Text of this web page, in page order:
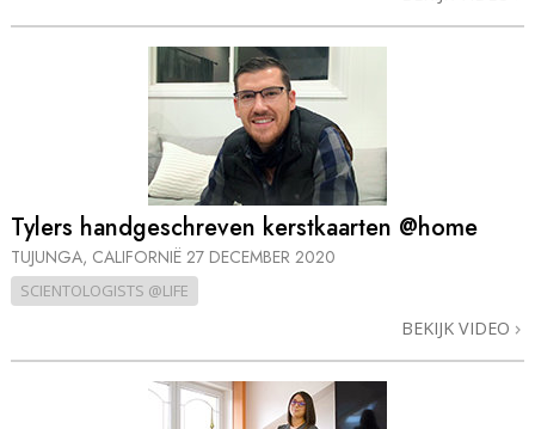
Tylers handgeschreven kerstkaarten @home
TUJUNGA, CALIFORNIË 27 DECEMBER 2020
SCIENTOLOGISTS @LIFE
BEKIJK VIDEO